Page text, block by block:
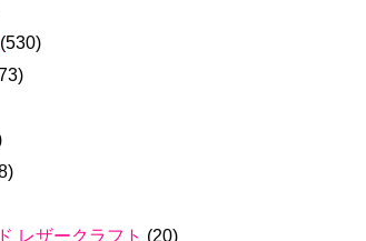
(530)
レザークラフト (20)